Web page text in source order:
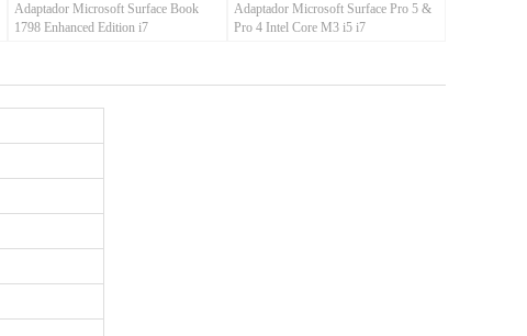
Adaptador Microsoft Surface Book
1798 Enhanced Edition i7
Adaptador Microsoft Surface Pro 5 &
Pro 4 Intel Core M3 i5 i7